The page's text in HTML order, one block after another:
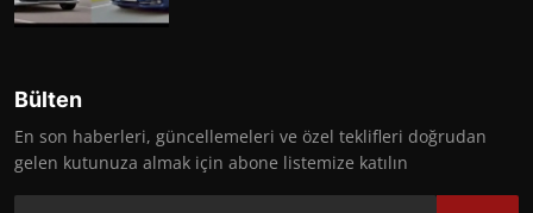
Bülten
En son haberleri, güncellemeleri ve özel teklifleri doğrudan
gelen kutunuza almak için abone listemize katılın